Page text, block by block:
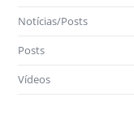
Notícias/Posts
Posts
Vídeos